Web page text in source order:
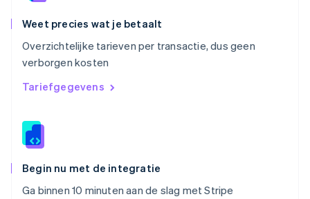
Weet precies wat je betaalt
Overzichtelijke tarieven per transactie, dus geen
verborgen kosten
Tariefgegevens
Begin nu met de integratie
Ga binnen 10 minuten aan de slag met Stripe
English简体中文
EnglishItaliano
Slowakije
English
Spanje
Thailand
Tsjechië
English
简体中文English